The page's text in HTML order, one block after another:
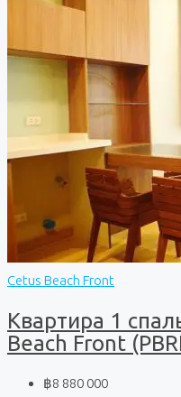
Cetus Beach Front
Квартира 1
Beach Front
฿8 880 000